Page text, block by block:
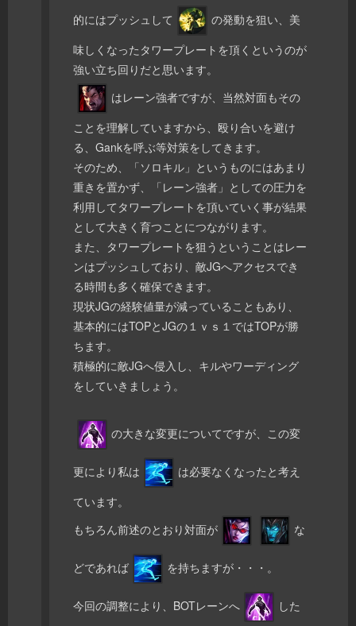
的にはプッシュして
の発動を狙い、美
味しくなったタワープレートを頂くというのが
強い立ち回りだと思います。
はレーン強者ですが、当然対面もその
ことを理解していますから、殴り合いを避け
る、Gankを呼ぶ等対策をしてきます。
そのため、「ソロキル」というものにはあまり
重きを置かず、「レーン強者」としての圧力を
利用してタワープレートを頂いていく事が結果
として大きく育つことにつながります。
また、タワープレートを狙うということはレー
ンはプッシュしており、敵JGへアクセスでき
る時間も多く確保できます。
現状JGの経験値量が減っていることもあり、
基本的にはTOPとJGの１ｖｓ１ではTOPが勝
ちます。
積極的に敵JGへ侵入し、キルやワーディング
をしていきましょう。
の大きな変更についてですが、この変
更により私は
は必要なくなったと考え
ています。
もちろん前述のとおり対面が
な
どであれば を持ちますが・・・。
今回の調整により、BOTレーンへ
した